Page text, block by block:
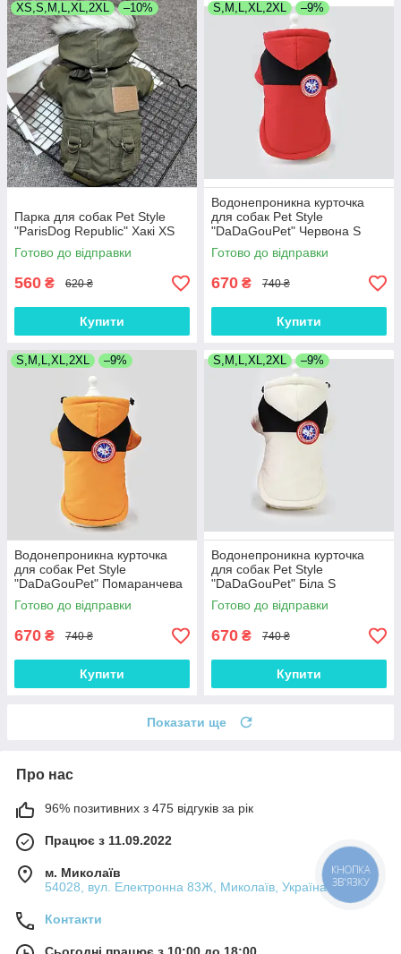
XS,S,M,L,XL,2XL –10%
Парка для собак Pet Style
"ParisDog Republic" Хакі XS
Готово до відправки
560 ₴ 620 ₴
Купити
S,M,L,XL,2XL –9%
Водонепроникна курточка
для собак Pet Style
"DaDaGouPet" Червона S
Готово до відправки
670 ₴ 740 ₴
Купити
S,M,L,XL,2XL –9%
Водонепроникна курточка
для собак Pet Style
"DaDaGouPet" Помаранчева
S
Готово до відправки
670 ₴ 740 ₴
Купити
S,M,L,XL,2XL –9%
Водонепроникна курточка
для собак Pet Style
"DaDaGouPet" Біла S
Готово до відправки
670 ₴ 740 ₴
Купити
Показати ще
Про нас
96% позитивних з 475 відгуків за рік
Працює з 11.09.2022
м. Миколаїв
54028, вул. Електронна 83Ж, Миколаїв, Україна
Контакти
КНОПКА
ЗВ'ЯЗКУ